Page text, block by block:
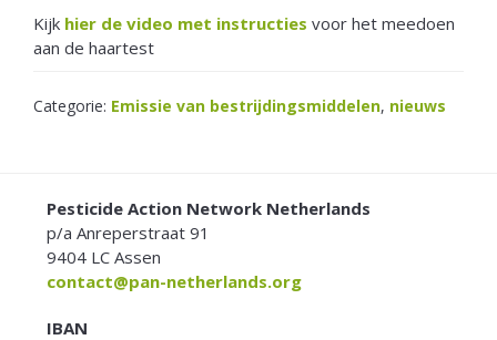
Kijk hier de video met instructies voor het meedoen
aan de haartest
Categorie: Emissie van bestrijdingsmiddelen, nieuws
FOOTERPesticide Action Network Netherlands
p/a Anreperstraat 91
9404 LC Assen
contact@pan-netherlands.org
IBAN